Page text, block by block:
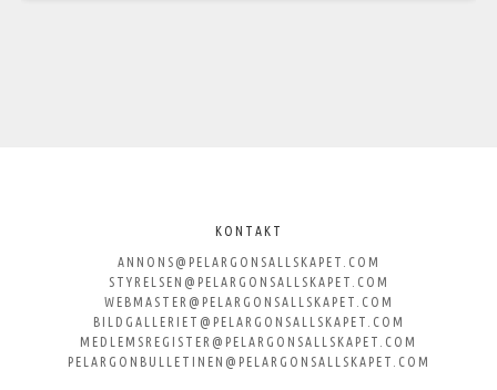
Svenska
Pelargonsällskapet
KONTAKT
ANNONS@PELARGONSALLSKAPET.COM
STYRELSEN@PELARGONSALLSKAPET.COM
WEBMASTER@PELARGONSALLSKAPET.COM
BILDGALLERIET@PELARGONSALLSKAPET.COM
MEDLEMSREGISTER@PELARGONSALLSKAPET.COM
PELARGONBULLETINEN@PELARGONSALLSKAPET.COM